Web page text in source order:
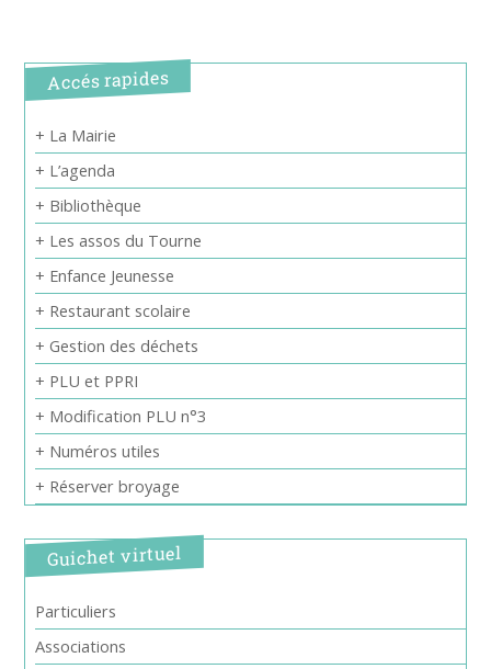
Accés rapides
+ La Mairie
+ L’agenda
+ Bibliothèque
+ Les assos du Tourne
+ Enfance Jeunesse
+ Restaurant scolaire
+ Gestion des déchets
+ PLU et PPRI
+ Modification PLU n°3
+ Numéros utiles
+ Réserver broyage
Guichet virtuel
Particuliers
Associations